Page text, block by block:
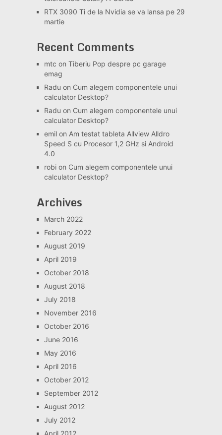
RTX 3090 Ti de la Nvidia se va lansa pe 29
martie
Recent Comments
mtc on Tiberiu Pop despre pc garage
emag
Radu on Cum alegem componentele unui
calculator Desktop?
Radu on Cum alegem componentele unui
calculator Desktop?
emilon Am testat tableta Allview Alldro
Speed S cu Procesor 1,2 GHz si Android
4.0
robion Cum alegem componentele unui
calculator Desktop?
Archives
March 2022
February 2022
August 2019
April 2019
October 2018
August 2018
July 2018
November 2016
October 2016
June 2016
May 2016
April 2016
October 2012
September 2012
August 2012
July 2012
April 2012